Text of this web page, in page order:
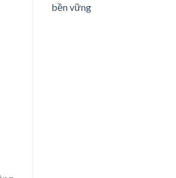
bền vững